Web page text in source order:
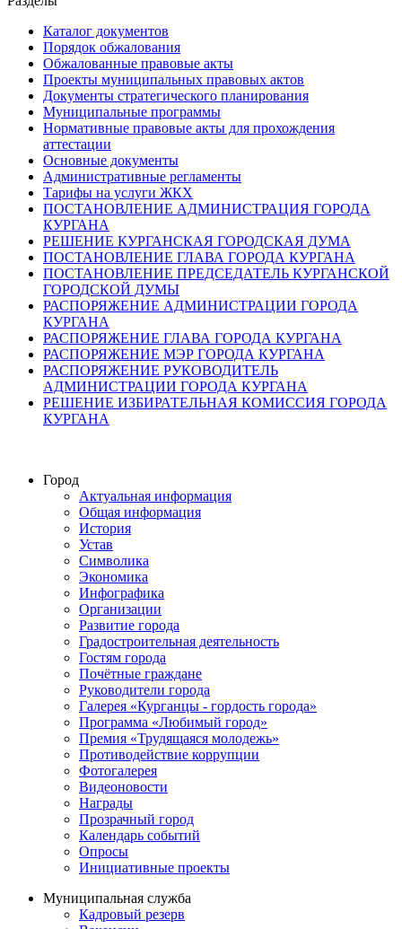
Каталог документов
Порядок обжалования
Обжалованные правовые акты
Проекты муниципальных правовых актов
Документы стратегического планирования
Муниципальные программы
Нормативные правовые акты для прохождения
аттестации
Основные документы
Административные регламенты
Тарифы на услуги ЖКХ
ПОСТАНОВЛЕНИЕ АДМИНИСТРАЦИЯ ГОРОДА
КУРГАНА
РЕШЕНИЕ КУРГАНСКАЯ ГОРОДСКАЯ ДУМА
ПОСТАНОВЛЕНИЕ ГЛАВА ГОРОДА КУРГАНА
ПОСТАНОВЛЕНИЕ ПРЕДСЕДАТЕЛЬ КУРГАНСКОЙ
ГОРОДСКОЙ ДУМЫ
РАСПОРЯЖЕНИЕ АДМИНИСТРАЦИИ ГОРОДА
КУРГАНА
РАСПОРЯЖЕНИЕ ГЛАВА ГОРОДА КУРГАНА
РАСПОРЯЖЕНИЕ МЭР ГОРОДА КУРГАНА
РАСПОРЯЖЕНИЕ РУКОВОДИТЕЛЬ
АДМИНИСТРАЦИИ ГОРОДА КУРГАНА
РЕШЕНИЕ ИЗБИРАТЕЛЬНАЯ КОМИССИЯ ГОРОДА
КУРГАНА
Город
Актуальная информация
Общая информация
История
Устав
Символика
Экономика
Инфографика
Организации
Развитие города
Градостроительная деятельность
Гостям города
Почётные граждане
Руководители города
Галерея «Курганцы - гордость города»
Программа «Любимый город»
Премия «Трудящаяся молодежь»
Противодействие коррупции
Фотогалерея
Видеоновости
Награды
Прозрачный город
Календарь событий
Опросы
Инициативные проекты
Муниципальная служба
Кадровый резерв